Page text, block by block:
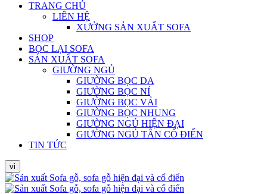
TRANG CHỦ
LIÊN HỆ
XƯỞNG SẢN XUẤT SOFA
SHOP
BỌC LẠI SOFA
SẢN XUẤT SOFA
GIƯỜNG NGỦ
GIƯỜNG BỌC DA
GIƯỜNG BỌC NỈ
GIƯỜNG BỌC VẢI
GIƯỜNG BỌC NHUNG
GIƯỜNG NGỦ HIỆN ĐẠI
GIƯỜNG NGỦ TÂN CỔ ĐIỂN
TIN TỨC
vi